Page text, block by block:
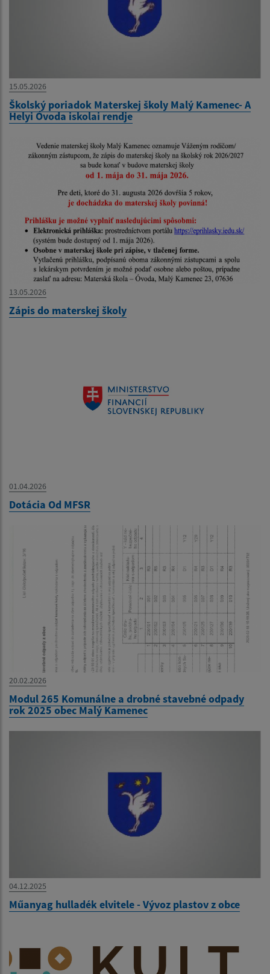
15.05.2026
Školský poriadok Materskej školy Malý Kamenec- A
Helyi Óvoda iskolai rendje
13.05.2026
Zápis do materskej školy
01.04.2026
Dotácia Od MFSR
20.02.2026
Modul 265 Komunálne a drobné stavebné odpady
rok 2025 obec Malý Kamenec
04.12.2025
Műanyag hulladék elvitele - Vývoz plastov z obce